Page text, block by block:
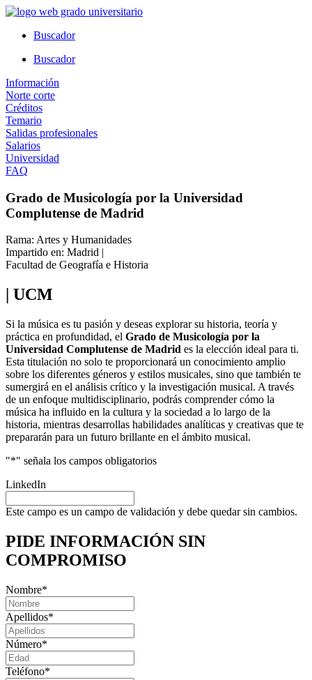
Ir
contenidoBuscador
Buscador
Información
Norte corte
Créditos
Temario
Salidas profesionales
Salarios
Universidad
FAQ
Grado de Musicología por la Universidad
Complutense de Madrid
Rama: Artes y Humanidades
Impartido en: Madrid |
Facultad de Geografía e Historia
| UCM
Si la música es tu pasión y deseas explorar su historia, teoría y
práctica en profundidad, el Grado de Musicología por la
Universidad Complutense de Madrid es la elección ideal para ti.
Esta titulación no solo te proporcionará un conocimiento amplio
sobre los diferentes géneros y estilos musicales, sino que también te
sumergirá en el análisis crítico y la investigación musical. A través
de un enfoque multidisciplinario, podrás comprender cómo la
música ha influido en la cultura y la sociedad a lo largo de la
historia, mientras desarrollas habilidades analíticas y creativas que te
prepararán para un futuro brillante en el ámbito musical.
"*" señala los campos obligatorios
LinkedIn
Este campo es un campo de validación y debe quedar sin cambios.
PIDE INFORMACIÓN SIN
COMPROMISO
Nombre*
Apellidos*
Número*
Teléfono*